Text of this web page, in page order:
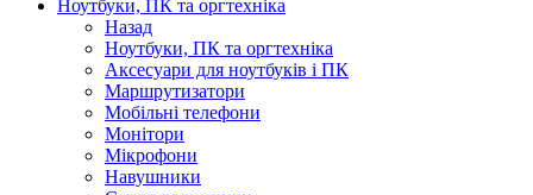
Ноутбуки, ПК та оргтехніка
Назад
Ноутбуки, ПК та оргтехніка
Аксесуари для ноутбуків і ПК
Маршрутизатори
Мобільні телефони
Монітори
Мікрофони
Навушники